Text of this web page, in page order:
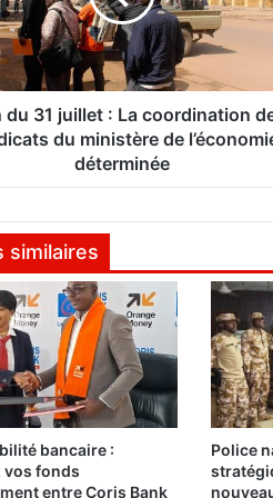
du 31 juillet : La coordination
du ministère de
déterminée
similaires
bancaire :
vos fonds
entre Coris Bank
Police